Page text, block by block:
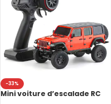
-33%
Mini voiture d’escalade RC